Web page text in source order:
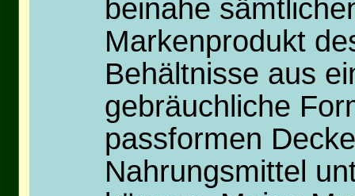
beinahe
Markenprodukt
Behältnisse aus
gebräuchliche
passformen
Nahrungsmittel